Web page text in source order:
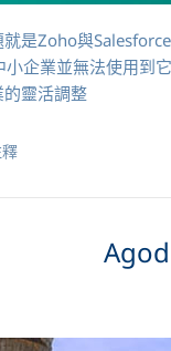
是Zoho與
小企業並無法使用到
靈活調整